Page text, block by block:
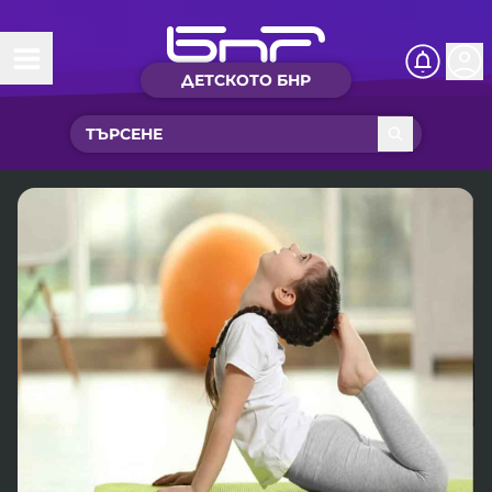
ДЕТСКОТО БНР
Начало
Какво ново?
Рубрики с вълшебства
Детско радио
Чуйте
Новините на детски език
Искри
Интересен архив
Нашите гости